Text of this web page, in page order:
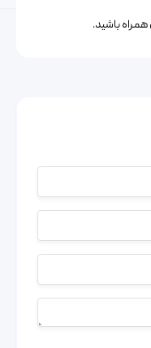
باشید.